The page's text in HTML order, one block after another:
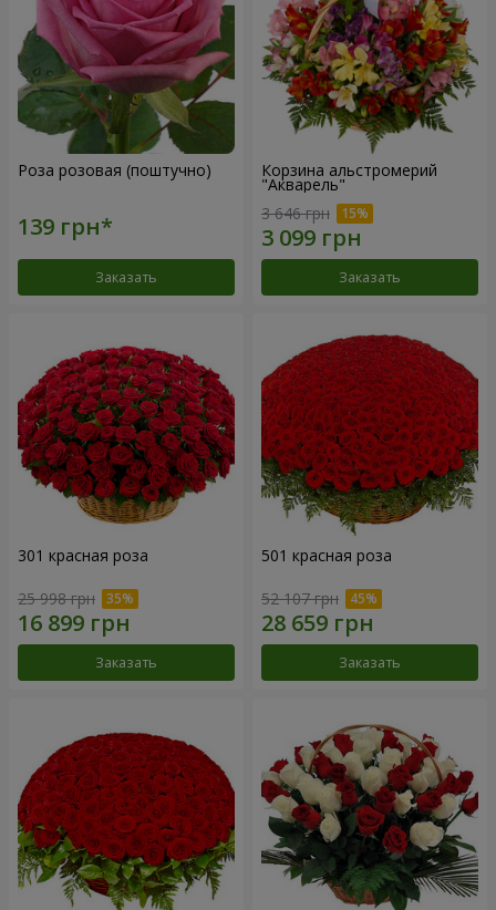
Роза розовая (поштучно)
Заказать
Корзина альстромерий
"Акварель"
3 646 грн
Заказать
301 красная роза
25 998 грн
Заказать
501 красная роза
52 107 грн
Заказать